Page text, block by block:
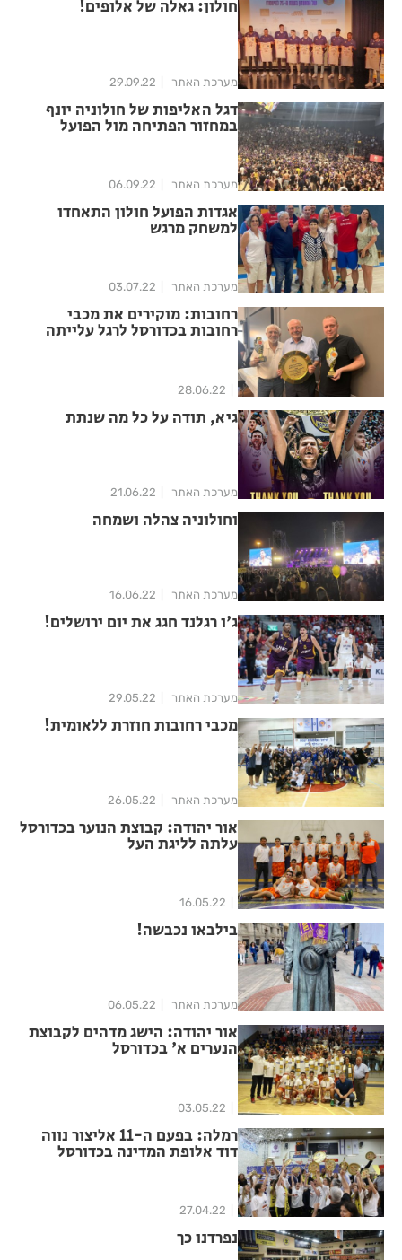
חולון: גאלה של אלופים!
מערכת האתר 29.09.22
דגל האליפות של חולוניה יונף
במחזור הפתיחה מול הפועל
מערכת האתר 06.09.22
אגדות הפועל חולון התאחדו
למשחק מרגש
מערכת האתר 03.07.22
רחובות: מוקירים את מכבי
רחובות בכדורסל לרגל עלייתה
28.06.22
גיא, תודה על כל מה שנתת
מערכת האתר 21.06.22
וחולוניה צהלה ושמחה
מערכת האתר 16.06.22
ג'ו רגלנד חגג את יום ירושלים!
מערכת האתר 29.05.22
מכבי רחובות חוזרת ללאומית!
מערכת האתר 26.05.22
אור יהודה: קבוצת הנוער בכדורסל
עלתה לליגת העל
16.05.22
בילבאו נכבשה!
מערכת האתר 06.05.22
אור יהודה: הישג מדהים לקבוצת
הנערים א' בכדורסל
03.05.22
רמלה: בפעם ה-11 אליצור נווה
דוד אלופת המדינה בכדורסל
27.04.22
נפרדנו כך